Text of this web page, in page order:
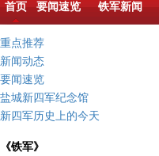
首页 要闻速览 铁军新闻
重点推荐
新闻动态
要闻速览
盐城新四军纪念馆
新四军历史上的今天
《铁军》